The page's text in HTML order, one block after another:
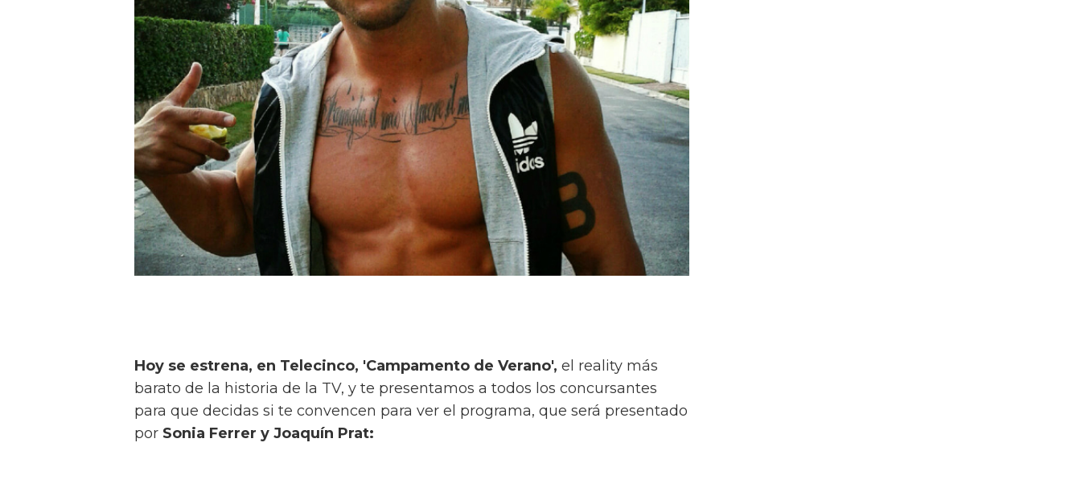
Hoy se estrena, en Telecinco, 'Campamento de Verano', el reality más
barato de la historia de la TV, y te presentamos a todos los concursantes
para que decidas si te convencen para ver el programa, que será presentado
por Sonia Ferrer y Joaquín Prat: